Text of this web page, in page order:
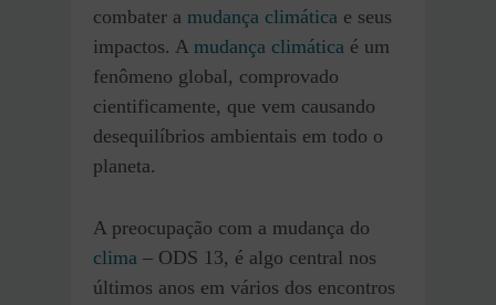
combater a mudança climática e seus
impactos. A mudança climática é um
fenômeno global, comprovado
cientificamente, que vem causando
desequilíbrios ambientais em todo o
planeta.
A preocupação com a mudança do
clima – ODS 13, é algo central nos
últimos anos em vários dos encontros